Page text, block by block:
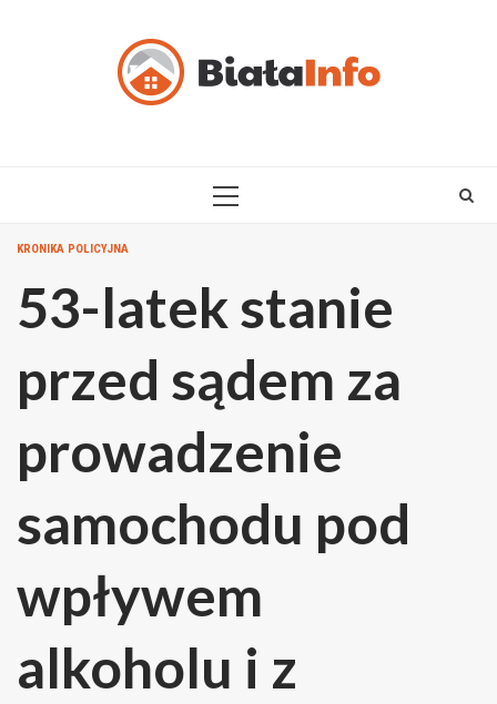
PRIMARY
KRONIKA POLICYJNA
53-latek stanie
przed sądem za
prowadzenie
samochodu pod
wpływem
alkoholu i z